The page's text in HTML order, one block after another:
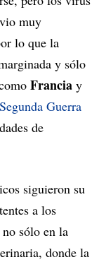
muy
lo que la
y sólo
Francia y
Segunda Guerra
de
siguieron su
a los
sólo en la
donde la